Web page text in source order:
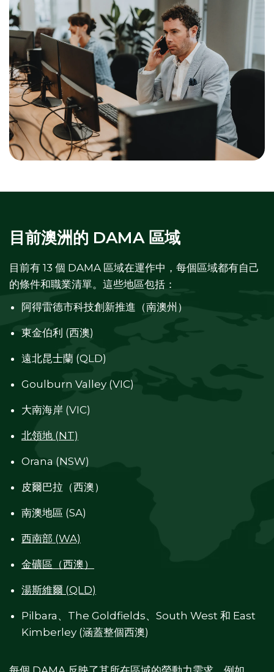
目前澳洲的 DAMA 區域
目前有 13 個 DAMA 區域在運作中，每個區域都有自己
的條件和職業清單。這些地區包括：
阿得雷德市科技創新推進（南澳州）
東金伯利 (西澳)
遠北昆士蘭 (QLD)
Goulburn Valley (VIC)
大南海岸 (VIC)
北領地 (NT)
Orana (NSW)
皮爾巴拉（西澳）
南澳地區 (SA)
西南部 (WA)
金礦區（西澳）
湯斯維爾 (QLD)
Pilbara、The Goldfields、South West 和 East
Kimberley (涵蓋整個西澳)